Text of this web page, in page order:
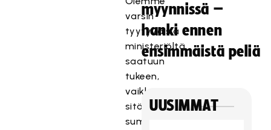
varsin
tyytyväisiä
ministeriöltä
saatuun
tukeen,
vaikkei
sitä
summaa
myynnissä –
hanki ennen
ensimmäistä peliä
UUSIMMAT